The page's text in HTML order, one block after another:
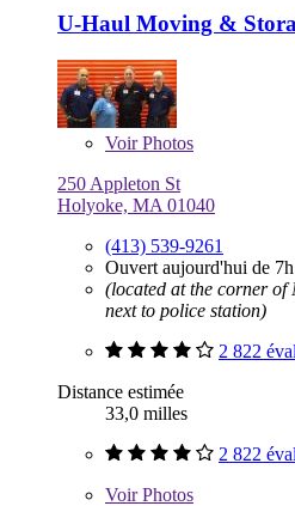
U-Haul Moving &
VoirPhotos
250 Appleton St
Holyoke, MA 01040
(413) 539-9261
Ouvert aujourd'hui de
(located at the corner of
next to police station)
2 822
Distance estimée
33,0 milles
2 822
VoirPhotos